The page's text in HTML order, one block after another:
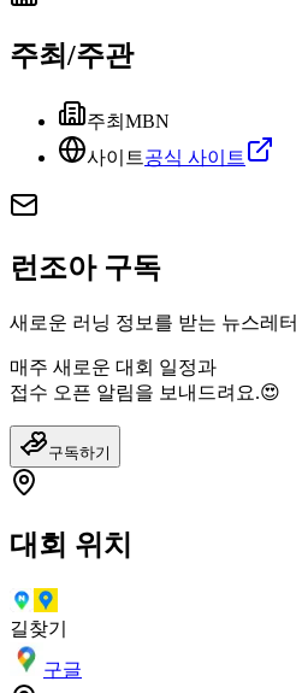
주최/주관
주최 MBN
사이트공식 사이트
런조아 구독
새로운 러닝 정보를 받는 뉴스레터
매주 새로운 대회 일정과
접수 오픈 알림을 보내드려요.😍
구독하기
대회 위치
길찾기
구글